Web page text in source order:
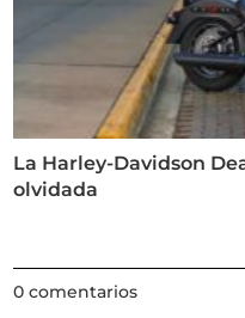
La Harley-Davidson
olvidada
0 comentarios